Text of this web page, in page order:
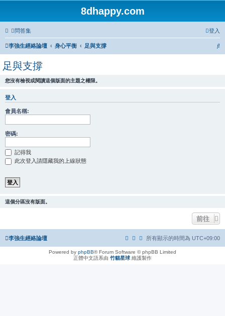
8dhappy.com
問答集 登入
李強生經絡論壇 身心平衡 足與支撐
搜
足與支撐
您沒有檢視或閱讀這個版面的主題之權限。
登入
會員名稱:
密碼:
記得我
此次登入請隱藏我的上線狀態
這個分區沒有版面。
前往
李強生經絡論壇 所有顯示的時間為 UTC+09:00
Powered by phpBB® Forum Software © phpBB Limited
正體中文語系由 竹貓星球 維護製作